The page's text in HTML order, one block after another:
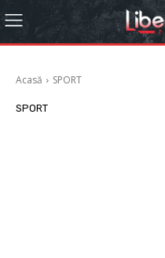
Acasă SPORT
SPORT